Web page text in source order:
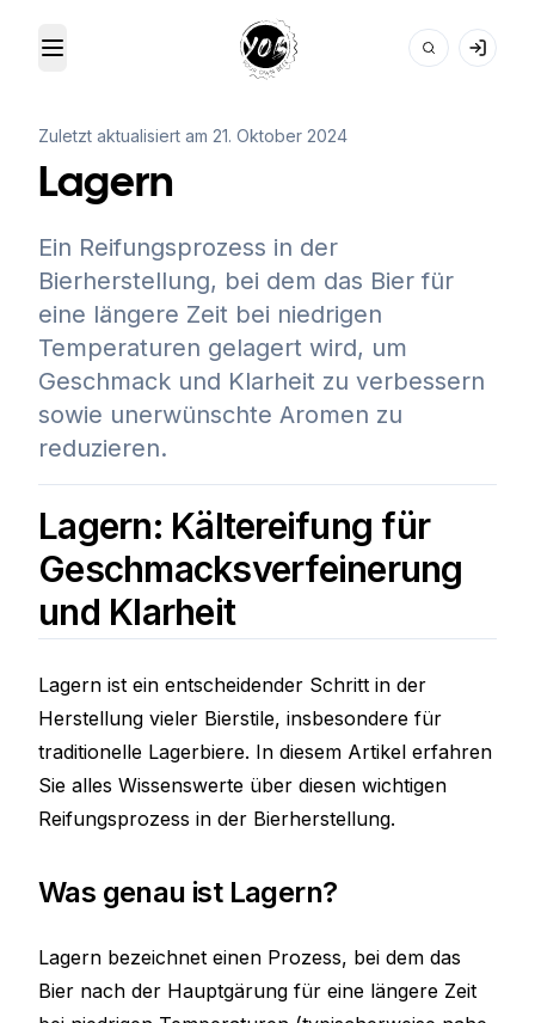
Toggle Menu Your Own Beer
Zuletzt aktualisiert am 21. Oktober 2024
Lagern
Ein Reifungsprozess in der
Bierherstellung, bei dem das Bier für
eine längere Zeit bei niedrigen
Temperaturen gelagert wird, um
Geschmack und Klarheit zu verbessern
sowie unerwünschte Aromen zu
reduzieren.
Lagern: Kältereifung für
Geschmacksverfeinerung
und Klarheit
Lagern ist ein entscheidender Schritt in der
Herstellung vieler Bierstile, insbesondere für
traditionelle Lagerbiere. In diesem Artikel erfahren
Sie alles Wissenswerte über diesen wichtigen
Reifungsprozess in der Bierherstellung.
Was genau ist Lagern?
Lagern bezeichnet einen Prozess, bei dem das
Bier nach der Hauptgärung für eine längere Zeit